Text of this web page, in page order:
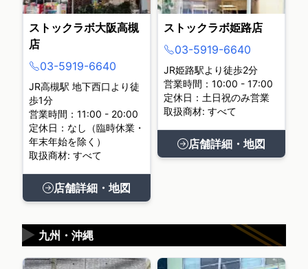
ストックラボ大阪高槻
店
03-5919-6640
JR高槻駅 地下西口より徒
歩1分
営業時間：11:00 - 20:00
定休日：なし（臨時休業・
年末年始を除く）
取扱商材: すべて
店舗詳細・地図
ストックラボ姫路店
03-5919-6640
JR姫路駅より徒歩2分
営業時間：10:00 - 17:00
定休日：土日祝のみ営業
取扱商材: すべて
店舗詳細・地図
九州・沖縄
▶